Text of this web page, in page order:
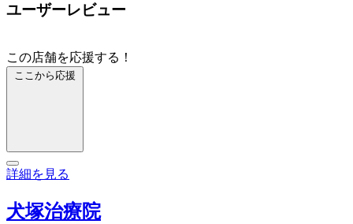
ユーザーレビュー
この店舗を応援する！
ここから応援
詳細を見る
犬塚治療院